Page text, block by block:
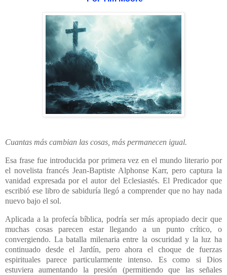
Cuantas más cambian las cosas, más permanecen igual.
Esa frase fue introducida por primera vez en el mundo literario por
el novelista francés Jean-Baptiste Alphonse Karr, pero captura la
vanidad expresada por el autor del Eclesiastés. El Predicador que
escribió ese libro de sabiduría llegó a comprender que no hay nada
nuevo bajo el sol.
Aplicada a la profecía bíblica, podría ser más apropiado decir que
muchas cosas parecen estar llegando a un punto crítico, o
convergiendo. La batalla milenaria entre la oscuridad y la luz ha
continuado desde el Jardín, pero ahora el choque de fuerzas
espirituales parece particularmente intenso. Es como si Dios
estuviera aumentando la presión (permitiendo que las señales